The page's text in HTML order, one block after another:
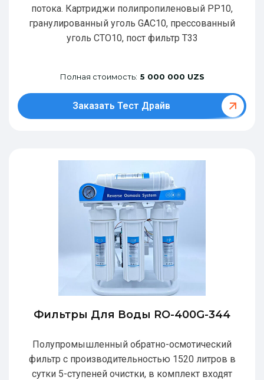
потока. Картриджи полипропиленовый РР10,
гранулированный уголь GAC10, прессованный
уголь CTO10, пост фильтр T33
Полная стоимость: 5 000 000 UZS
Заказать Тест Драйв
Фильтры Для Воды RO-400G-344
Полупромышленный обратно-осмотический
фильтр с производительностью 1520 литров в
сутки 5-ступеней очистки, в комплект входят